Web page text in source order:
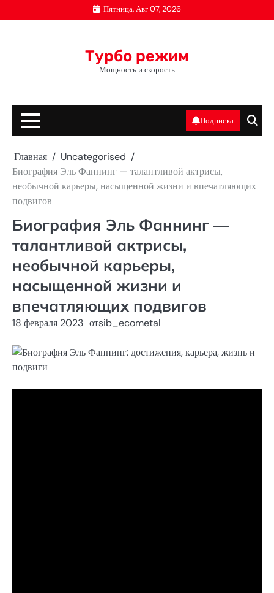
к
Пятница, Авг 07, 2026
Турбо режим
Мощность и скорость
Подписка
Главная
Uncategorised
Биография Эль Фаннинг — талантливой актрисы,
необычной карьеры, насыщенной жизни и впечатляющих
подвигов
Биография Эль Фаннинг —
талантливой актрисы,
необычной карьеры,
насыщенной жизни и
впечатляющих подвигов
18 февраля 2023 отsib_ecometal